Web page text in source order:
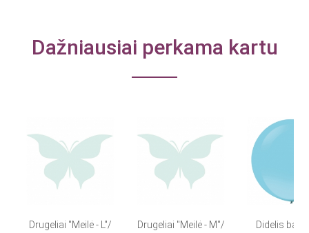
Dažniausiai perkama kartu
Drugeliai "Meilė - L"/
Drugeliai "Meilė - M"/
Didelis